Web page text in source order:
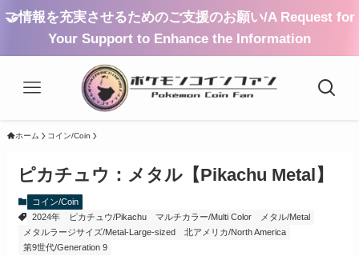
🤝情報を充実させるためのご支援のお願い/A Request for
Your Support to Enhance the Information
ホーム コイン/Coin
ピカチュウ：メタル【Pikachu Metal】
コイン/Coin
2024年
ピカチュウ/Pikachu マルチカラー/Multi Color
メタル/Metal
メタルラージサイズ/Metal-Large-sized
北アメリカ/North America
第9世代/Generation 9